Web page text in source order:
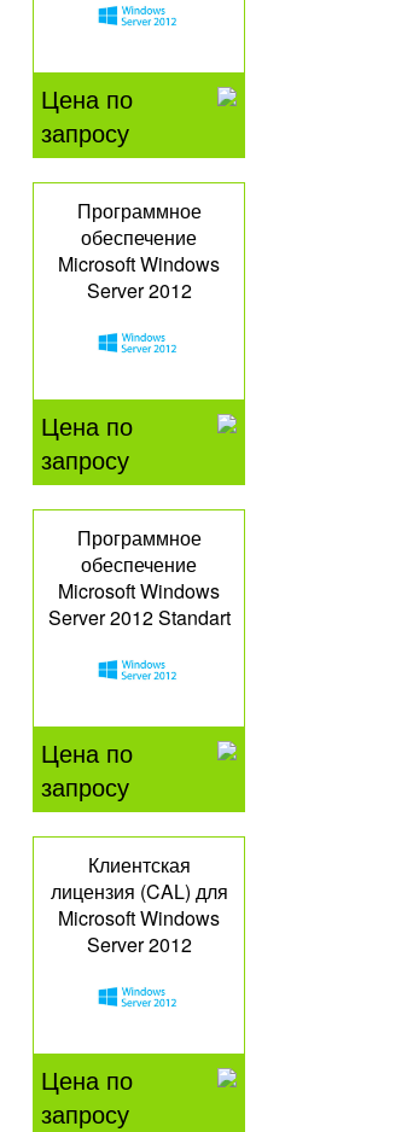
Цена по
запросу
Программное
обеспечение
Microsoft Windows
Server 2012
G3S-00132
Цена по
запросу
Программное
обеспечение
Microsoft Windows
Server 2012 Standart
Цена по
запросу
Клиентская
лицензия (CAL) для
Microsoft Windows
Server 2012
Цена по
запросу